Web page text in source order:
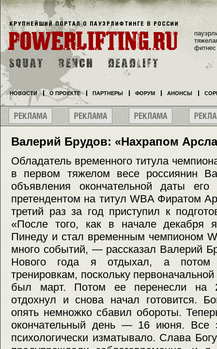
Валерий Брудов: «Нахрапом
Обладатель временного титула
в первом тяжелом весе россиянин
объявления окончательной даты
претендентом на титул WBA Фиратом
третий раз за год приступил к
«После того, как в начале декабря
Пинеду и стал временным чемпионом
много событий, — рассказал Валерий
Нового года я отдыхал, а потом
тренировкам, поскольку
был март. Потом ее перенесли на
отдохнул и снова начал готовится.
опять немножко сбавил обороты.
окончательный день — 16 июня. Все
психологически изматывало. Слава
фитнес
НОВОСТИ О ПРОЕКТЕ ПАРТНЕРЫ ФОРУМ АНОНСЫ